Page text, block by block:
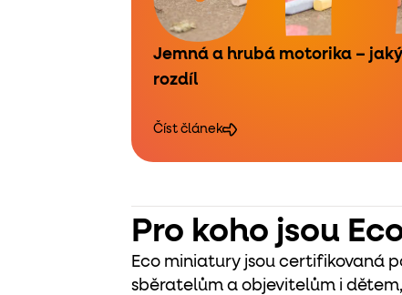
Jemná a hrubá motorika –
rozdíl
Číst článek
Pro koho jsou
Eco miniatury jsou certifikovaná
sběratelům a objevitelům i